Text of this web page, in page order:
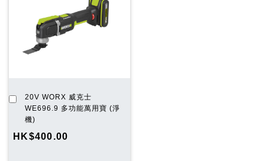
清
20V WORX 威克士
WE696.9 多功能萬用寶 (淨
機)
HK$400.00
加
入
購
車